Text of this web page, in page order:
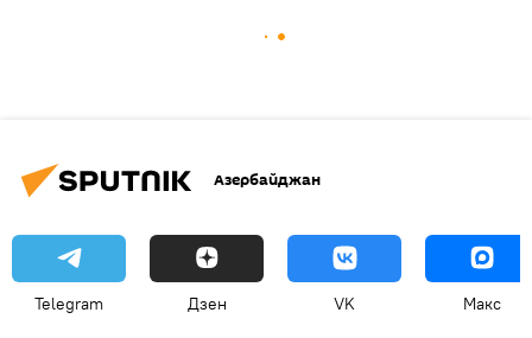
Азербайджан
Telegram Дзен VK Макс